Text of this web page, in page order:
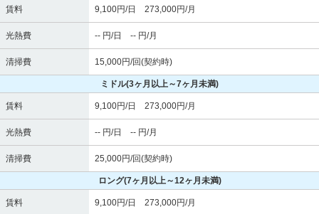
賃料 9,100円/日 273,000円/月
光熱費 -- 円/日 -- 円/月
清掃費 15,000円/回(契約時)
ミドル(3ヶ月以上～7ヶ月未満)
賃料 9,100円/日 273,000円/月
光熱費 -- 円/日 -- 円/月
清掃費 25,000円/回(契約時)
ロング(7ヶ月以上～12ヶ月未満)
賃料 9,100円/日 273,000円/月